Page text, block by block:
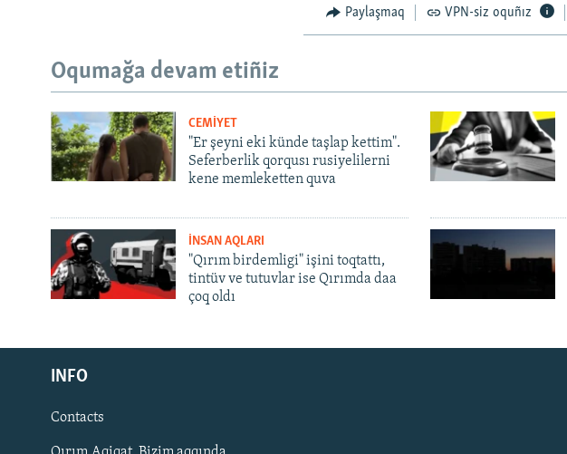
Русский
Українською
QOŞULIÑIZ!
Paylaşmaq VPN-siz oquñız
Oqumağa devam etiñiz
CEMİYET
"Er şeyni eki künde taşlap kettim".
Seferberlik qorqusı rusiyelilerni
kene memleketten quva
İNSAN AQLARI
"Qırım birdemligi" işini toqtattı,
tintüv ve tutuvlar ise Qırımda daa
çoq oldı
INFO
Contacts